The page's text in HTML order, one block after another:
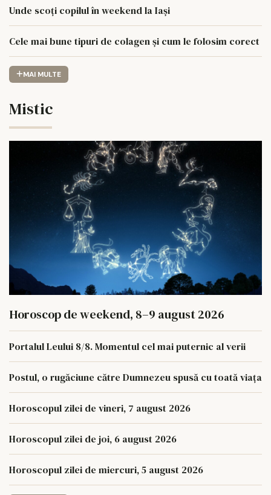
Unde scoți copilul în weekend la Iași
Cele mai bune tipuri de colagen și cum le folosim corect
MAI MULTE
Mistic
Horoscop de weekend, 8–9 august 2026
Portalul Leului 8/8. Momentul cel mai puternic al verii
Postul, o rugăciune către Dumnezeu spusă cu toată viața
Horoscopul zilei de vineri, 7 august 2026
Horoscopul zilei de joi, 6 august 2026
Horoscopul zilei de miercuri, 5 august 2026